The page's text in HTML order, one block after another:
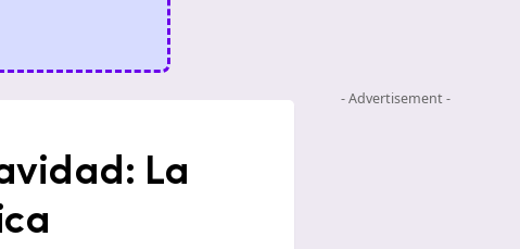
La
- Advertisement -